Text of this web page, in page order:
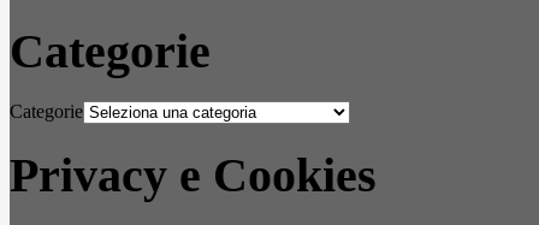
Categorie
Categorie
Privacy e Cookies